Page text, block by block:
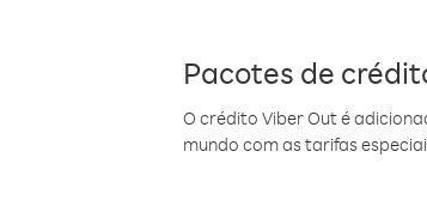
Pacotes de
O crédito Viber Out é
mundo com as tarifas